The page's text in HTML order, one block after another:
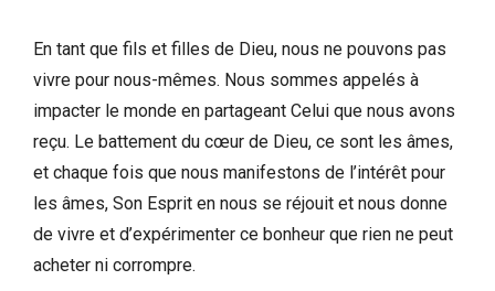
En tant que fils et filles de Dieu, nous ne pouvons pas
vivre pour nous-mêmes. Nous sommes appelés à
impacter le monde en partageant Celui que nous avons
reçu. Le battement du cœur de Dieu, ce sont les âmes,
et chaque fois que nous manifestons de l’intérêt pour
les âmes, Son Esprit en nous se réjouit et nous donne
de vivre et d’expérimenter ce bonheur que rien ne peut
acheter ni corrompre.